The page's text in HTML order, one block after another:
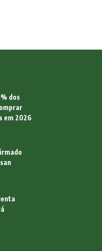
dos
em 2026